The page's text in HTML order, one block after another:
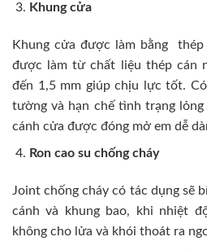
Khung cửa
Khung cửa được làm bằng thép
được làm từ chất liệu thép cán
đến 1,5 mm giúp chịu lực tốt.
tường và hạn chế tình trạng lỏng
cánh cửa được đóng mở em dễ
Ron cao su chống cháy
Joint chống cháy có tác dụng sẽ
cánh và khung bao, khi nhiệt
không cho lửa và khói thoát ra